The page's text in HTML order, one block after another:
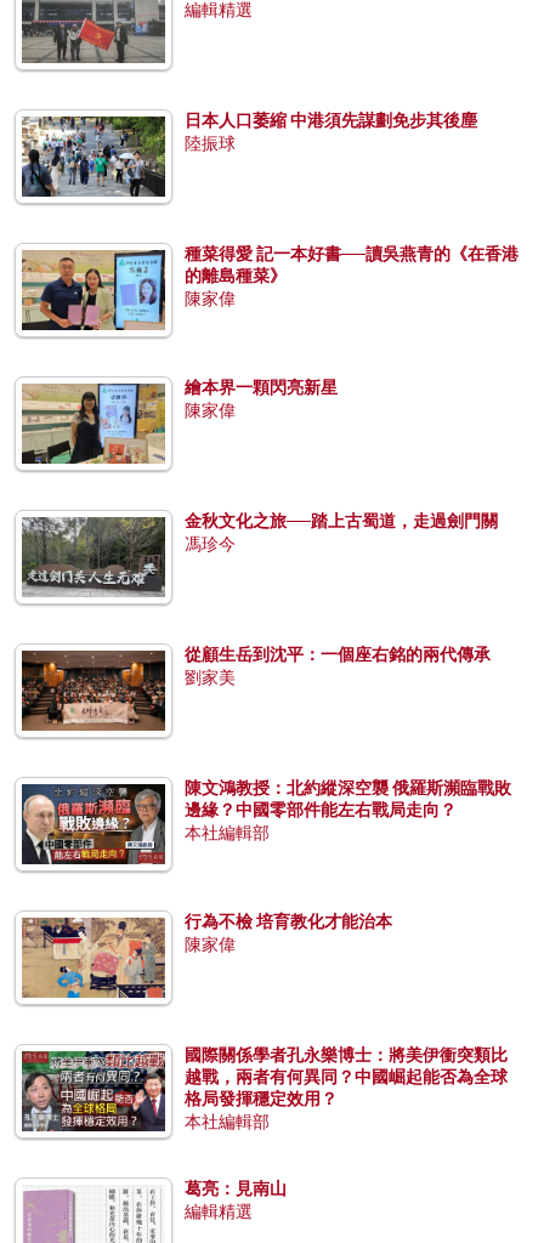
編輯精選
日本人口萎縮 中港須先謀劃免步其後塵
陸振球
種菜得愛 記一本好書──讀吳燕青的《在香港
的離島種菜》
陳家偉
繪本界一顆閃亮新星
陳家偉
金秋文化之旅──踏上古蜀道，走過劍門關
馮珍今
從顧生岳到沈平：一個座右銘的兩代傳承
劉家美
陳文鴻教授：北約縱深空襲 俄羅斯瀕臨戰敗
邊緣？中國零部件能左右戰局走向？
本社編輯部
行為不檢 培育教化才能治本
陳家偉
國際關係學者孔永樂博士：將美伊衝突類比
越戰，兩者有何異同？中國崛起能否為全球
格局發揮穩定效用？
本社編輯部
葛亮：見南山
編輯精選